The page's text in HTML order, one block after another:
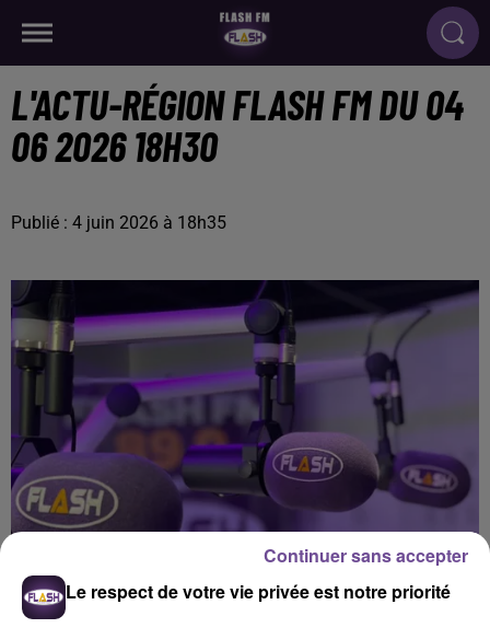
L'ACTU-RÉGION FLASH FM DU 04
06 2026 18H30
Publié : 4 juin 2026 à 18h35
Le respect de votre vie privée est notre priorité
Continuer sans accepter